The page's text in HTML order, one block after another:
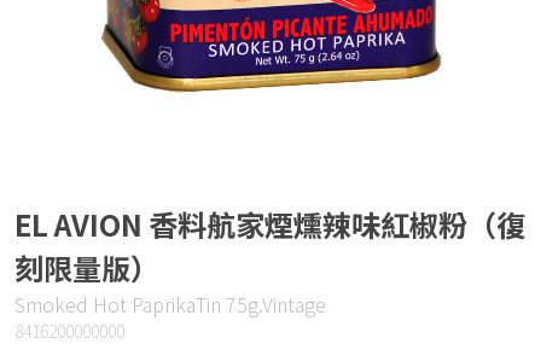
EL AVION 香料航家煙燻辣味紅椒粉（復
刻限量版）
Smoked Hot PaprikaTin 75g.Vintage
8416200000000